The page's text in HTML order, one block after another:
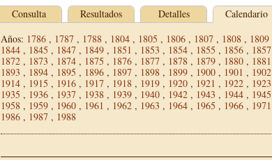
Consulta Resultados Detalles
Calendario
Años: 1786 , 1787 , 1788 , 1804 , 1805 , 1806 , 1807 , 1808 , 1809
1844 , 1845 , 1847 , 1849 , 1851 , 1853 , 1854 , 1855 , 1856 , 1857
1872 , 1873 , 1874 , 1875 , 1876 , 1877 , 1878 , 1879 , 1880 , 1881
1893 , 1894 , 1895 , 1896 , 1897 , 1898 , 1899 , 1900 , 1901 , 1902
1914 , 1915 , 1916 , 1917 , 1918 , 1919 , 1920 , 1921 , 1922 , 1923
1935 , 1936 , 1937 , 1938 , 1939 , 1940 , 1942 , 1943 , 1944 , 1945
1958 , 1959 , 1960 , 1961 , 1962 , 1963 , 1964 , 1965 , 1966 , 1971
1986 , 1987 , 1988